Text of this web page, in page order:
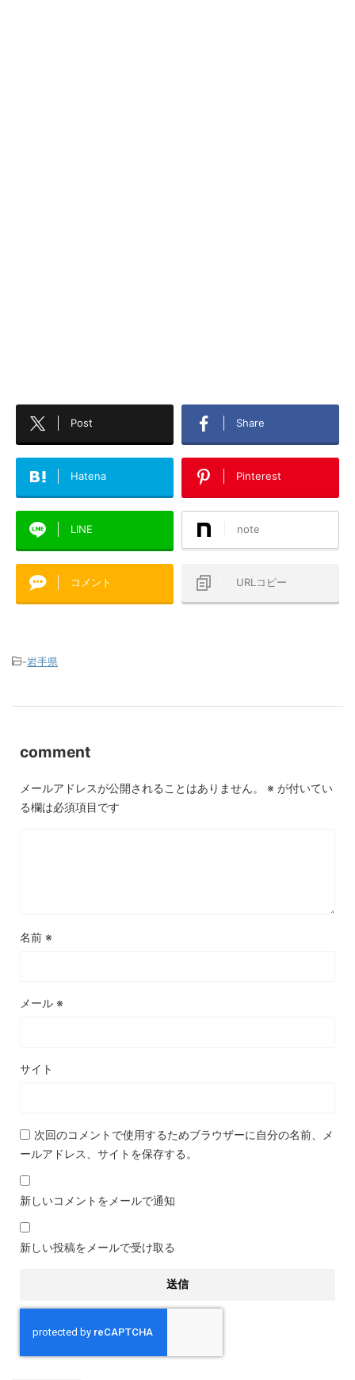
Post Share
Hatena Pinterest
LINE note
コメント URLコピー
-岩手県
comment
メールアドレスが公開されることはありません。 ※ が付いてい
る欄は必須項目です
名前 ※
メール ※
サイト
次回のコメントで使用するためブラウザーに自分の名前、メ
ールアドレス、サイトを保存する。
新しいコメントをメールで通知
新しい投稿をメールで受け取る